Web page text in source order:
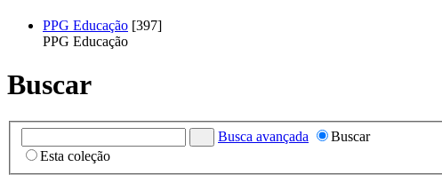
PPG Educação [397]
PPG Educação
Buscar
Busca avançada
Buscar
Esta coleção